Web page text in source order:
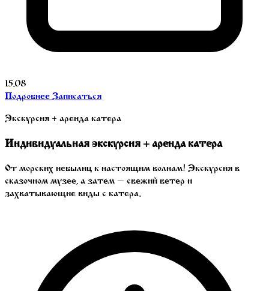
15.08
ПодробнееЗаписаться
Экскурсия + аренда катера
Индивидуальная экскурсия + аренда катера
От морских небылиц к настоящим волнам! Экскурсия в
сказочном музее, а затем — свежий ветер и
захватывающие виды с катера.